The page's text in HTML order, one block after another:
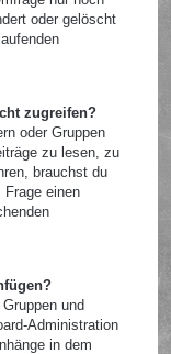
oder gelöscht
zugreifen?
oder Gruppen
zu lesen, zu
brauchst du
Frage einen
und
Administration
in dem